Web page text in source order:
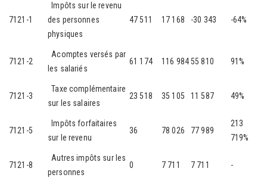
7121-1
Impôts sur le revenu
des personnes
physiques
47 511 17 168 -30 343 -64%
7121-2
Acomptes versés par
les salariés
61 174 116 98455 810 91%
7121-3
Taxe complémentaire
sur les salaires
23 518 35 105 11 587 49%
7121-5
Impôts forfaitaires
sur le revenu
36 78 026 77 989
213
719%
7121-8
Autres impôts sur les
personnes
0 7 711 7 711 -